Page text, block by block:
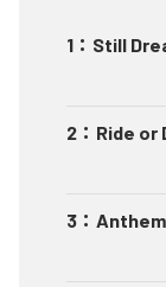
1 ： Still
2 ： Ride or
3 ：